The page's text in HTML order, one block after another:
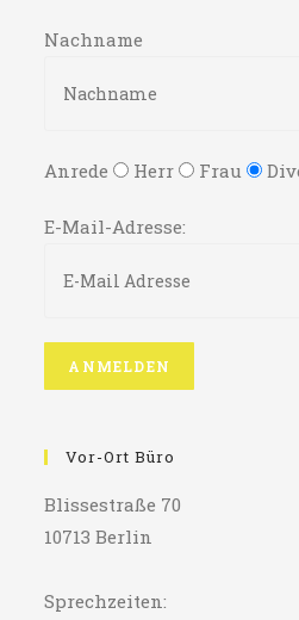
Nachname
Anrede Herr Frau
E-Mail-Adresse:
Vor-Ort Büro
Blissestraße 70
10713 Berlin
Sprechzeiten: